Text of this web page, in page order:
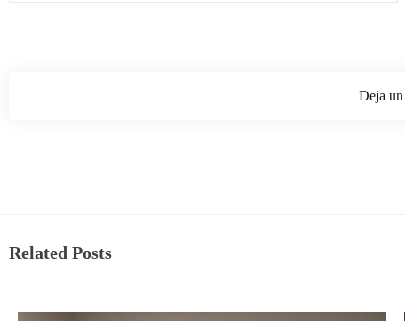
Deja
Related Posts